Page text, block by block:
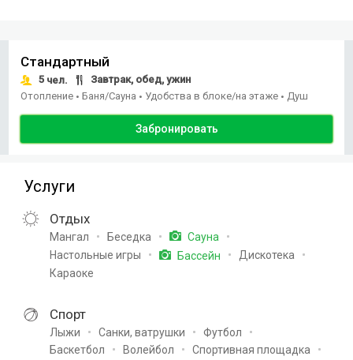
Стандартный
5 чел.
Завтрак, обед, ужин
Отопление • Баня/Сауна • Удобства в блоке/на этаже • Душ
Забронировать
Услуги
Отдых
Мангал Беседка
Сауна
Настольные игры
Бассейн
Дискотека
Караоке
Спорт
Лыжи Санки, ватрушки
Футбол
Баскетбол
Волейбол
Спортивная площадка